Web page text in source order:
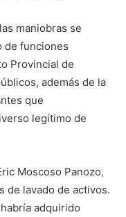
maniobras se
de funciones
Provincial de
además de la
que
legítimo de
Moscoso Panozo,
de lavado de activos.
adquirido